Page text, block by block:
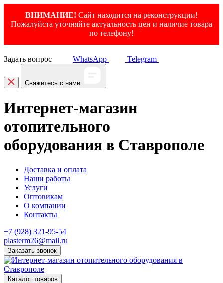
ВНИМАНИЕ! Сайт находится на реконструкции!
Пожалуйста уточняйте актуальность цен и наличие товара
по телефону!
Задать вопрос WhatsApp Telegram
Свяжитесь с нами
Интернет-магазин
отопительного
оборудования в Ставрополе
Доставка и оплата
Наши работы
Услуги
Оптовикам
О компании
Контакты
+7 (928) 321-95-54
plasterm26@mail.ru
Заказать звонок
Каталог товаров